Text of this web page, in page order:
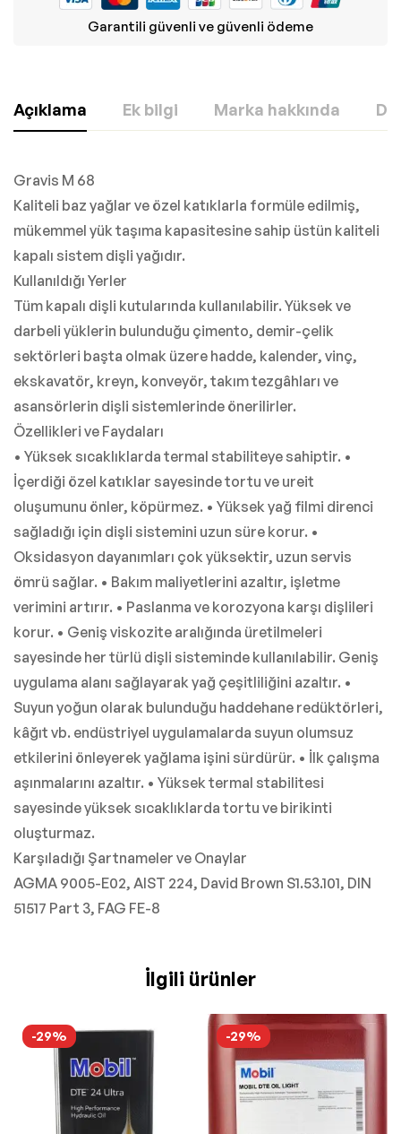
Garantili güvenli ve güvenli ödeme
Açıklama Ek bilgi Marka hakkında
Gravis M 68
Kaliteli baz yağlar ve özel katıklarla formüle edilmiş,
mükemmel yük taşıma kapasitesine sahip üstün kaliteli
kapalı sistem dişli yağıdır.
Kullanıldığı Yerler
Tüm kapalı dişli kutularında kullanılabilir. Yüksek ve
darbeli yüklerin bulunduğu çimento, demir-çelik
sektörleri başta olmak üzere hadde, kalender, vinç,
ekskavatör, kreyn, konveyör, takım tezgâhları ve
asansörlerin dişli sistemlerinde önerilirler.
Özellikleri ve Faydaları
• Yüksek sıcaklıklarda termal stabiliteye sahiptir. •
İçerdiği özel katıklar sayesinde tortu ve ureit
oluşumunu önler, köpürmez. • Yüksek yağ filmi direnci
sağladığı için dişli sistemini uzun süre korur. •
Oksidasyon dayanımları çok yüksektir, uzun servis
ömrü sağlar. • Bakım maliyetlerini azaltır, işletme
verimini artırır. • Paslanma ve korozyona karşı dişlileri
korur. • Geniş viskozite aralığında üretilmeleri
sayesinde her türlü dişli sisteminde kullanılabilir. Geniş
uygulama alanı sağlayarak yağ çeşitliliğini azaltır. •
Suyun yoğun olarak bulunduğu haddehane redüktörleri,
kâğıt vb. endüstriyel uygulamalarda suyun olumsuz
etkilerini önleyerek yağlama işini sürdürür. • İlk çalışma
aşınmalarını azaltır. • Yüksek termal stabilitesi
sayesinde yüksek sıcaklıklarda tortu ve birikinti
oluşturmaz.
Karşıladığı Şartnameler ve Onaylar
AGMA 9005-E02, AIST 224, David Brown S1.53.101, DIN
51517 Part 3, FAG FE-8
İlgili ürünler
-29% -29%